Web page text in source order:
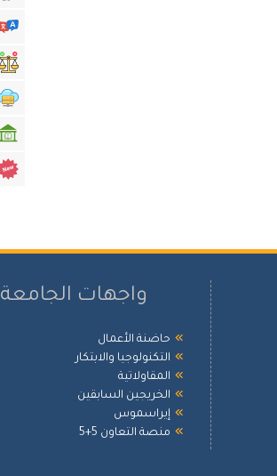
واجهات الجامعة
حاضنة الأعمال
التكنولوجيا والابتكار
المقاولاتية
الخريجين السابقين
إيراسموس
منصة التعاون 5+5